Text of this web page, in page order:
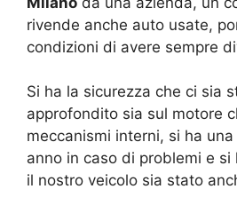
rivende anche auto usate,
condizioni di avere sempre
Si ha la sicurezza che ci sia
approfondito sia sul motore
meccanismi interni, si ha
anno in caso di problemi e si
il nostro veicolo sia stato